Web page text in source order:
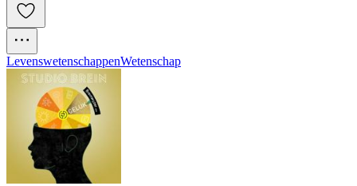
LevenswetenschappenWetenschap